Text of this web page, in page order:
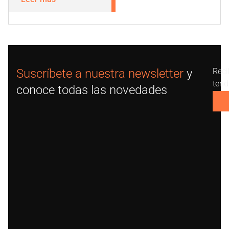
Suscríbete a nuestra newsletter y
conoce todas las novedades